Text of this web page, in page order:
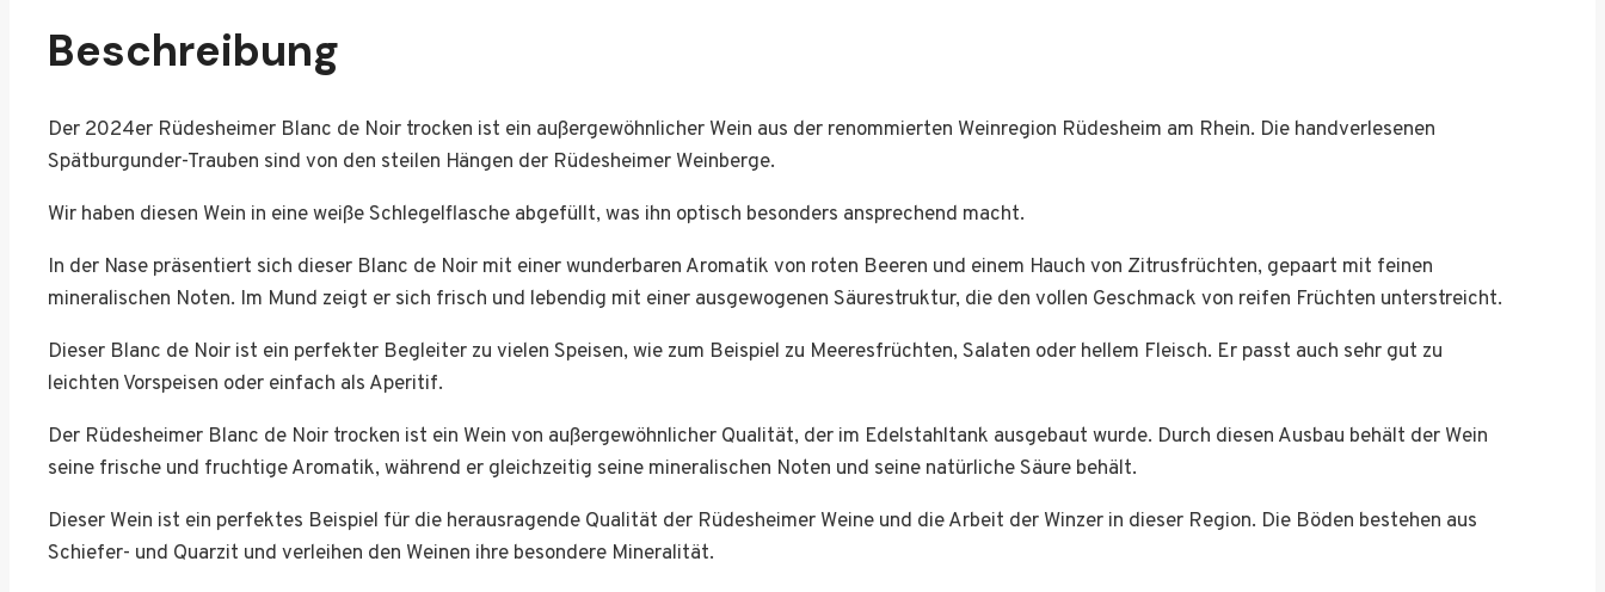
Beschreibung
Der 2024er Rüdesheimer Blanc de Noir trocken ist ein außergewöhnlicher Wein aus der renommierten Weinregion Rüdesheim am Rhein. Die handverlesenen
Spätburgunder-Trauben sind von den steilen Hängen der Rüdesheimer Weinberge.
Wir haben diesen Wein in eine weiße Schlegelflasche abgefüllt, was ihn optisch besonders ansprechend macht.
In der Nase präsentiert sich dieser Blanc de Noir mit einer wunderbaren Aromatik von roten Beeren und einem Hauch von Zitrusfrüchten, gepaart mit feinen
mineralischen Noten. Im Mund zeigt er sich frisch und lebendig mit einer ausgewogenen Säurestruktur, die den vollen Geschmack von reifen Früchten unterstreicht.
Dieser Blanc de Noir ist ein perfekter Begleiter zu vielen Speisen, wie zum Beispiel zu Meeresfrüchten, Salaten oder hellem Fleisch. Er passt auch sehr gut zu
leichten Vorspeisen oder einfach als Aperitif.
Der Rüdesheimer Blanc de Noir trocken ist ein Wein von außergewöhnlicher Qualität, der im Edelstahltank ausgebaut wurde. Durch diesen Ausbau behält der Wein
seine frische und fruchtige Aromatik, während er gleichzeitig seine mineralischen Noten und seine natürliche Säure behält.
Dieser Wein ist ein perfektes Beispiel für die herausragende Qualität der Rüdesheimer Weine und die Arbeit der Winzer in dieser Region. Die Böden bestehen aus
Schiefer- und Quarzit und verleihen den Weinen ihre besondere Mineralität.